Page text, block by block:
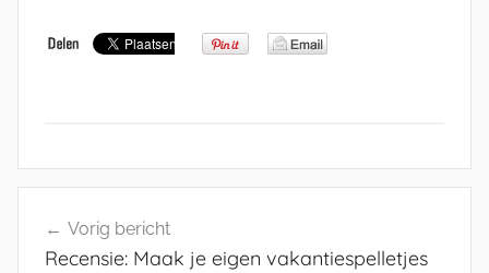
navigatie
Vorig bericht
Recensie: Maak je eigen vakantiespelletjes